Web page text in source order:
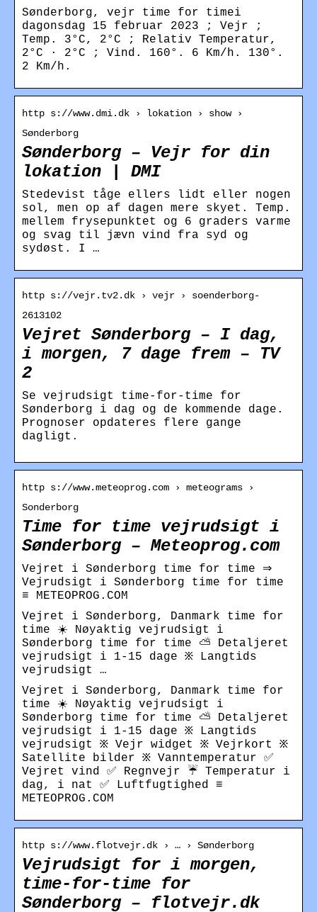
Sønderborg, vejr time for timei
dagonsdag 15 februar 2023 ; Vejr ;
Temp. 3°C, 2°C ; Relativ Temperatur,
2°C · 2°C ; Vind. 160°. 6 Km/h. 130°.
2 Km/h.
http s://www.dmi.dk › lokation › show ›
Sønderborg
Sønderborg – Vejr for din
lokation | DMI
Stedevist tåge ellers lidt eller nogen
sol, men op af dagen mere skyet. Temp.
mellem frysepunktet og 6 graders varme
og svag til jævn vind fra syd og
sydøst. I …
http s://vejr.tv2.dk › vejr › soenderborg-
2613102
Vejret Sønderborg – I dag,
i morgen, 7 dage frem – TV
2
Se vejrudsigt time-for-time for
Sønderborg i dag og de kommende dage.
Prognoser opdateres flere gange
dagligt.
http s://www.meteoprog.com › meteograms ›
Sonderborg
Time for time vejrudsigt i
Sønderborg – Meteoprog.com
Vejret i Sønderborg time for time ⇒
Vejrudsigt i Sønderborg time for time
≡ METEOPROG.COM
Vejret i Sønderborg, Danmark time for
time ☀️ Nøyaktig vejrudsigt i
Sønderborg time for time ⛅ Detaljeret
vejrudsigt i 1-15 dage ፠ Langtids
vejrudsigt …
Vejret i Sønderborg, Danmark time for
time ☀️ Nøyaktig vejrudsigt i
Sønderborg time for time ⛅ Detaljeret
vejrudsigt i 1-15 dage ፠ Langtids
vejrudsigt ፠ Vejr widget ፠ Vejrkort ፠
Satellite bilder ፠ Vanntemperatur ✅
Vejret vind ✅ Regnvejr ☔ Temperatur i
dag, i nat ✅ Luftfugtighed ≡
METEOPROG.COM
http s://www.flotvejr.dk › … › Sønderborg
Vejrudsigt for i morgen,
time-for-time for
Sønderborg – flotvejr.dk